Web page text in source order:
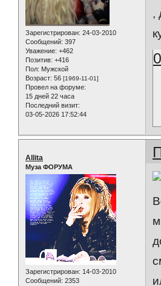
Зарегистрирован: 24-03-2010
Сообщений: 397
Уважение: +462
Позитив: +416
Пол: Мужской
Возраст: 56 [1969-11-01]
Провел на форуме:
15 дней 22 часа
Последний визит:
03-05-2026 17:52:44
,
0
Allita
Муза ФОРУМА
Зарегистрирован: 14-03-2010
Сообщений: 2353